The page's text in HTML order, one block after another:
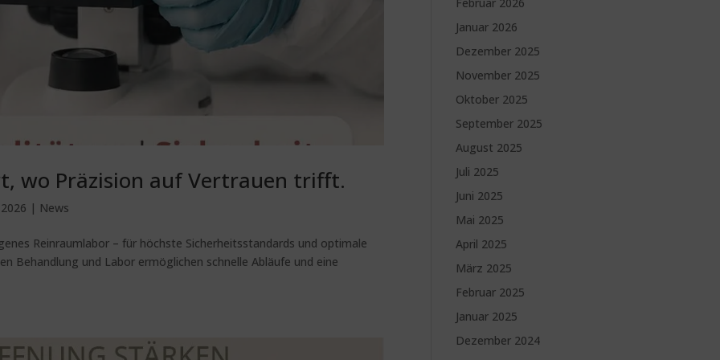
wo Präzision auf Vertrauen trifft.
| News
Reinraumlabor – für höchste Sicherheitsstandards und optimale
Behandlung und Labor ermöglichen schnelle Abläufe und eine
Januar 2026
Dezember 2025
November 2025
Oktober 2025
September 2025
August 2025
Juli 2025
Juni 2025
Mai 2025
April 2025
März 2025
Februar 2025
Januar 2025
Dezember 2024